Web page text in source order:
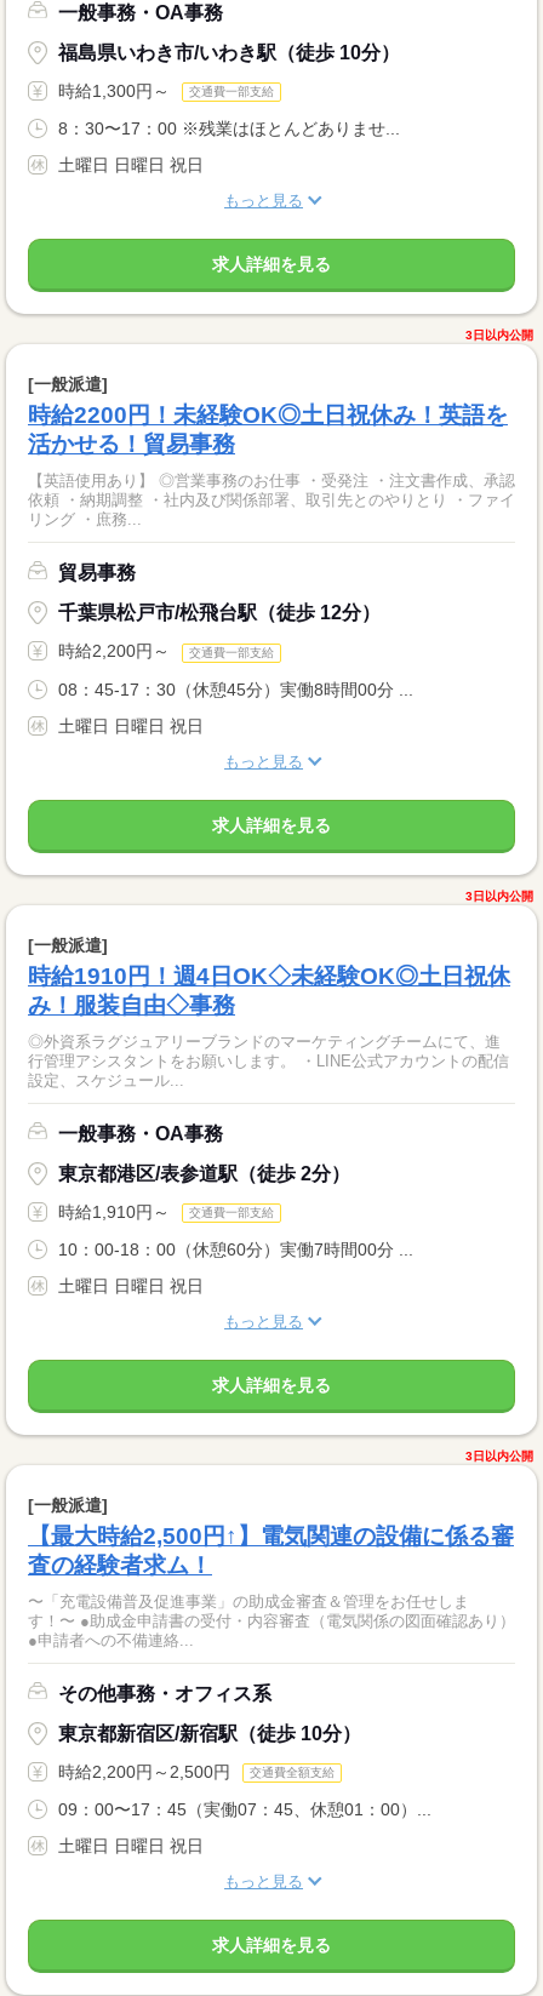
一般事務・OA事務
福島県いわき市/いわき駅（徒歩 10分）
時給1,300円～ 交通費一部支給
8：30〜17：00 ※残業はほとんどありませ...
土曜日 日曜日 祝日
もっと見る
求人詳細を見る
3日以内公開
[一般派遣]
時給2200円！未経験OK◎土日祝休み！英語を
活かせる！貿易事務
【英語使用あり】 ◎営業事務のお仕事 ・受発注 ・注文書作成、承認
依頼 ・納期調整 ・社内及び関係部署、取引先とのやりとり ・ファイ
リング ・庶務...
貿易事務
千葉県松戸市/松飛台駅（徒歩 12分）
時給2,200円～ 交通費一部支給
08：45-17：30（休憩45分）実働8時間00分 ...
土曜日 日曜日 祝日
もっと見る
求人詳細を見る
3日以内公開
[一般派遣]
時給1910円！週4日OK◇未経験OK◎土日祝休
み！服装自由◇事務
◎外資系ラグジュアリーブランドのマーケティングチームにて、進
行管理アシスタントをお願いします。 ・LINE公式アカウントの配信
設定、スケジュール...
一般事務・OA事務
東京都港区/表参道駅（徒歩 2分）
時給1,910円～ 交通費一部支給
10：00-18：00（休憩60分）実働7時間00分 ...
土曜日 日曜日 祝日
もっと見る
求人詳細を見る
3日以内公開
[一般派遣]
【最大時給2,500円↑】電気関連の設備に係る審
査の経験者求ム！
〜「充電設備普及促進事業」の助成金審査＆管理をお任せしま
す！〜 ●助成金申請書の受付・内容審査（電気関係の図面確認あり）
●申請者への不備連絡...
その他事務・オフィス系
東京都新宿区/新宿駅（徒歩 10分）
時給2,200円～2,500円 交通費全額支給
09：00〜17：45（実働07：45、休憩01：00）...
土曜日 日曜日 祝日
もっと見る
求人詳細を見る